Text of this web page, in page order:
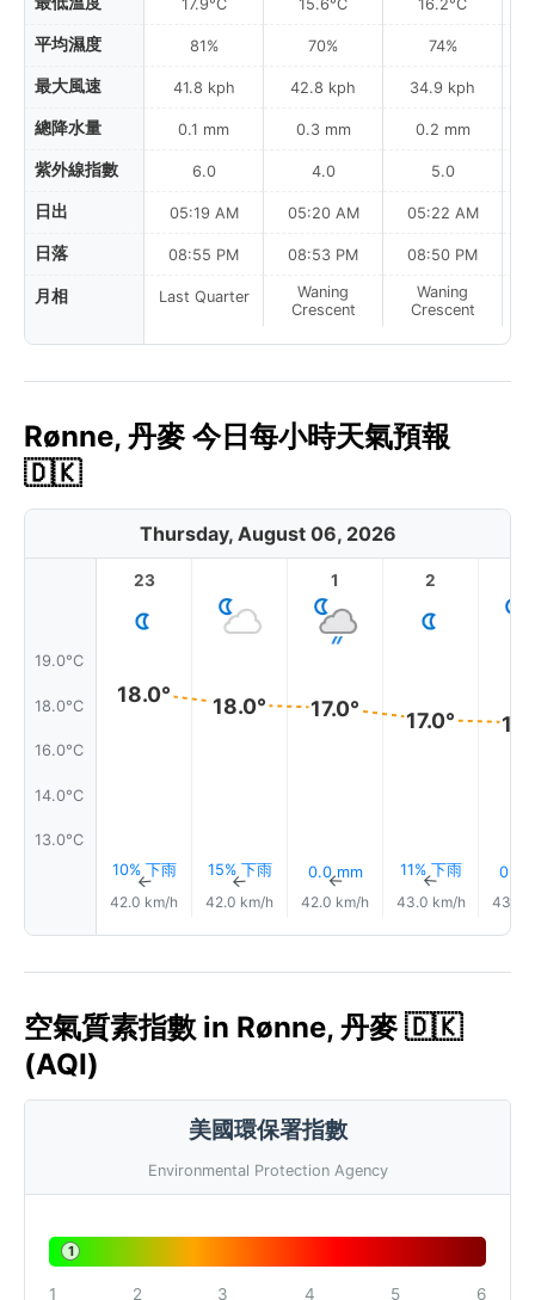
平均濕度
最大風速
總降水量
紫外線指數
日出
日落
月相
17.9°C
81%
41.8 kph
0.1 mm
6.0
05:19 AM
08:55 PM
Last Quarter
15.6°C
70%
42.8 kph
0.3 mm
4.0
05:20 AM
08:53 PM
Waning
Crescent
16.2°C
74%
34.9 kph
0.2 mm
5.0
05:22 AM
08:50 PM
Waning
Crescent
Rønne, 丹麥 今日每小時天氣預報
🇩🇰
Thursday, August 06, 2026
19.0°C
18.0°C
16.0°C
14.0°C
13.0°C
23
18.0°
10% 下雨
↑
42.0 km/h
18.0°
15% 下雨
↑
42.0 km/h
1
17.0°
0.0 mm
↑
42.0 km/h
2
17.0°
11% 下雨
↑
43.0 km/h
0.0
43.0
空氣質素指數 in Rønne, 丹麥 🇩🇰
(AQI)
美國環保署指數
Environmental Protection Agency
1
1 2 3 4 5 6